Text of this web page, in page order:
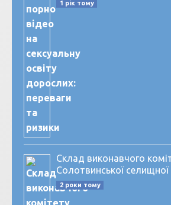
1 рік тому
Склад виконавчого
Солотвинської
2 роки тому